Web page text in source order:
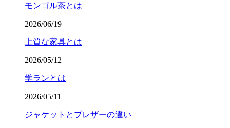
モンゴル茶とは
2026/06/19
上質な家具とは
2026/05/12
学ランとは
2026/05/11
ジャケットとブレザーの違い